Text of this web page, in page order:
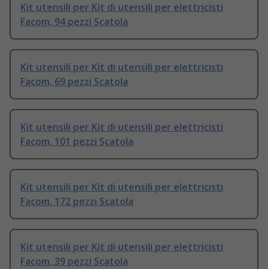
Kit utensili per Kit di utensili per elettricisti
Facom, 94 pezzi Scatola
Kit utensili per Kit di utensili per elettricisti
Facom, 69 pezzi Scatola
Kit utensili per Kit di utensili per elettricisti
Facom, 101 pezzi Scatola
Kit utensili per Kit di utensili per elettricisti
Facom, 172 pezzi Scatola
Kit utensili per Kit di utensili per elettricisti
Facom, 39 pezzi Scatola